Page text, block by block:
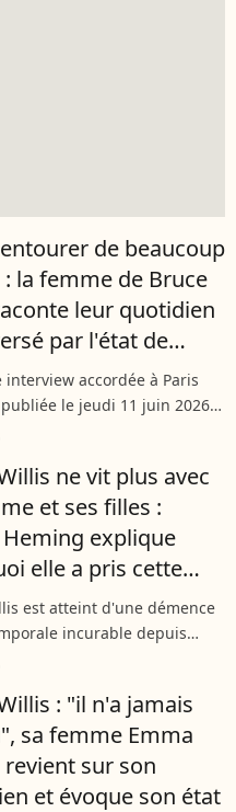
de beaucoup
: la femme de Bruce
leur quotidien
par l'état de
interview accordée à Paris
le jeudi 11 juin 2026,
Willis s'est confiée sur le
atteint d'une
ne vit plus avec
et ses filles :
explique
elle a pris cette
est atteint d'une démence
incurable depuis
un entretien exclusif
juin, son épouse Emma
: "il n'a jamais
sa femme Emma
sur son
et évoque son état